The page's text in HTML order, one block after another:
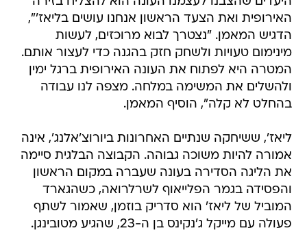
האירופית ואת הצעד הראשון אנחנו עושים בליאז'",
הדגיש המאמן. "נצטרך לבוא מרוכזים, לעשות
מינימום טעויות ולשחק חזק בהגנה כדי לעצור אותם.
המטרה היא לפתוח את העונה האירופית ברגל ימין
ולהשלים את המשימה במלחה. מצפה לנו עבודה
בהחלט לא קלה", הוסיף המאמן.
ליאז', ששיחקה שנתיים האחרונות ביורוצ'אלנג', אינה
אמורה להיות משוכה גבוהה. הקבוצה הבלגית סיימה
את הליגה הסדירה בעונה שעברה במקום הראשון
והפסידה בגמר הפלייאוף לשרלרואה, כשהגארד
המוביל של ליאז' הוא סדריק בוזמן, שאמור לשתף
פעולה עם מייקל ג'נקינס בן ה-23, שהגיע מטובינגן.